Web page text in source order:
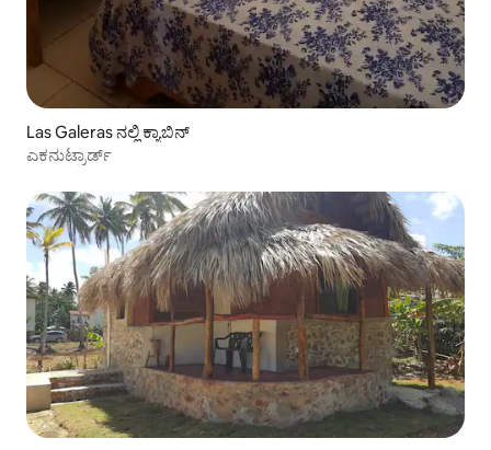
Las Galeras ನಲ್ಲಿ ಕ್ಯಾಬಿನ್
ಎಕನುಟ್ರಾರ್ಡ್